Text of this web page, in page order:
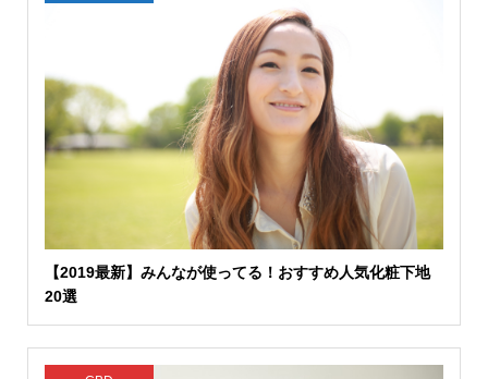
【2019最新】みんなが使ってる！おすすめ人気化粧下地
20選